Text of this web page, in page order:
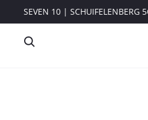
SEVEN 10 |